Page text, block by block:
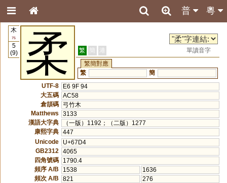
粵
普
木
75
5
(9)
柔 繁 簡 港
單讀音字
繁簡對應
繁
簡
UTF-8
E6 9F 94
大五碼 AC58
倉頡碼
弓竹木
Matthews
3133
漢語大字典
（一版）1192；（二版）1277
康熙字典 447
Unicode
U+67D4
GB2312
4065
四角號碼
1790.4
頻序 A/B
1538
1636
頻次 A/B
821
276